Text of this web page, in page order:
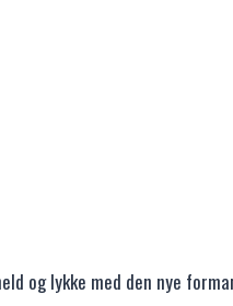
og lykke med den nye